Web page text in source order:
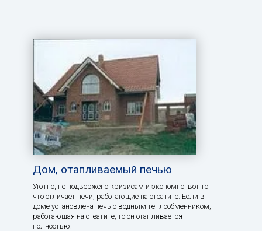
Дом, отапливаемый печью
Уютно, не подвержено кризисам и экономно, вот то,
что отличает печи, работающие на стеатите. Если в
доме установлена печь с водным теплообменником,
работающая на стеатите, то он отапливается
полностью.